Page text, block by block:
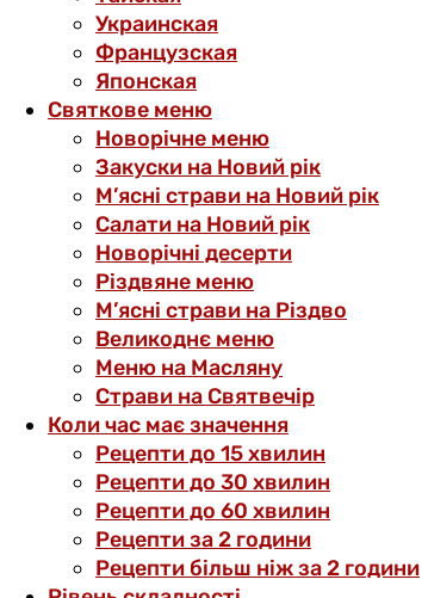
Украинская
Французская
Японская
Святкове меню
Новорічне меню
Закуски на Новий рік
М’ясні страви на Новий рік
Салати на Новий рік
Новорічні десерти
Різдвяне меню
М’ясні страви на Різдво
Великоднє меню
Меню на Масляну
Страви на Святвечір
Коли час має значення
Рецепти до 15 хвилин
Рецепти до 30 хвилин
Рецепти до 60 хвилин
Рецепти за 2 години
Рецепти більш ніж за 2 години